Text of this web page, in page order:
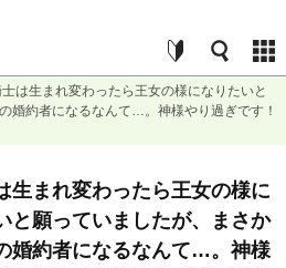
は生まれ変わったら王女の様になりたいと
婚約者になるなんて…。神様やり過ぎです！
生まれ変わったら王女の様に
と願っていましたが、まさか
婚約者になるなんて…。神様